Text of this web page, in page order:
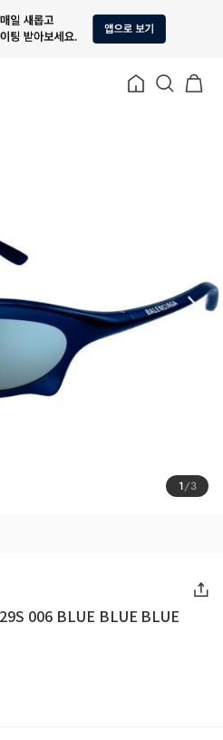
1/3
006 BLUE BLUE BLUE